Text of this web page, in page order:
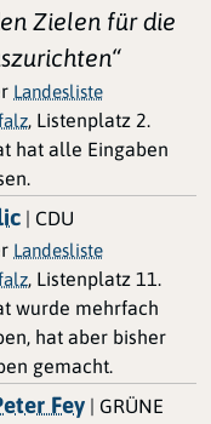
Zielen für die
Landesliste
, Listenplatz 2.
hat alle Eingaben
| CDU
Landesliste
, Listenplatz 11.
wurde mehrfach
hat aber bisher
gemacht.
Fey | GRÜNE